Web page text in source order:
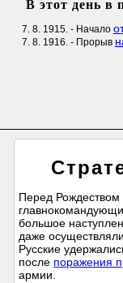
В этот день в
7. 8. 1915. - Начало
7. 8. 1916. - Прорыв
Перед Рождеством
большое
даже
Русские
после поражения
армии.